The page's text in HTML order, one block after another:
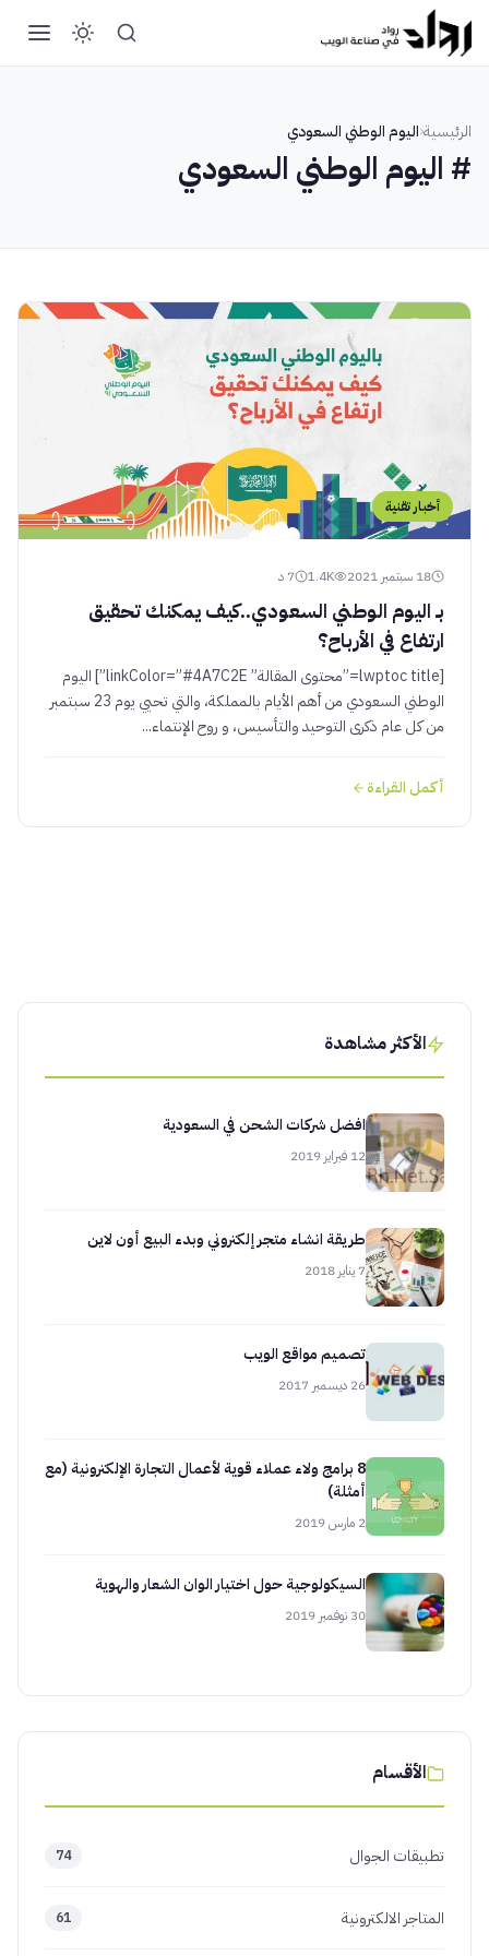
الرئيسية‹اليوم الوطني السعودي
# اليوم الوطني السعودي
أخبار تقنية
18 سبتمبر 2021 1.4K 7 د
بـ اليوم الوطني السعودي..كيف يمكنك تحقيق
ارتفاع في الأرباح؟
[lwptoc title=”محتوى المقالة” linkColor=”#4A7C2E”] اليوم
الوطني السعودي من أهم الأيام بالمملكة، والتي تحيي يوم 23 سبتمبر
من كل عام ذكرى التوحيد والتأسيس، و روح الإنتماء...
أكمل القراءة
الأكثر مشاهدة
افضل شركات الشحن في السعودية
12 فبراير 2019
طريقة انشاء متجر إلكتروني وبدء البيع أون لاين
7 يناير 2018
تصميم مواقع الويب
26 ديسمبر 2017
8 برامج ولاء عملاء قوية لأعمال التجارة الإلكترونية (مع
أمثلة)
2 مارس 2019
السيكولوجية حول اختيار الوان الشعار والهوية
30 نوفمبر 2019
الأقسام
تطبيقات الجوال 74
المتاجر الالكترونية 61